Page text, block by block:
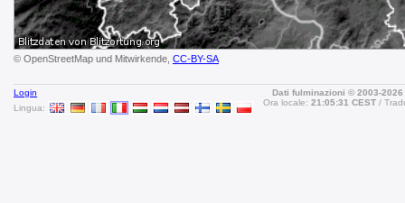
© OpenStreetMap und Mitwirkende, CC-BY-SA
Login
Lingua:
Dati fulminazioni © 2003-2026
Ora locale: 21:05:31 CEST